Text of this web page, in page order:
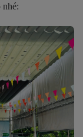
nhé: